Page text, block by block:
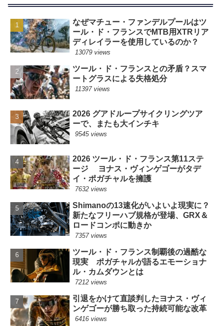
なぜマチュー・ファンデルプールはツ
ール・ド・フランスでMTB用XTRリア
ディレイラーを使用しているのか？
13079 views
ツール・ド・フランスとの矛盾？スマ
ートグラスによる失格処分
11397 views
2026 グアドループサイクリングツア
ーで、またも大インチキ
9545 views
2026 ツール・ド・フランス第11ステ
ージ ヨナス・ヴィンゲゴーがタデ
イ・ポガチャルを擁護
7632 views
Shimanoの13速化がいよいよ現実に？
新たなフリーハブ規格が登場、GRX＆
ロードコンポに動きか
7357 views
ツール・ド・フランス制覇後の過酷な
現実 ポガチャルが語るエモーショナ
ル・カムダウンとは
7212 views
引退をかけて直談判したヨナス・ヴィ
ンゲゴーが勝ち取った持続可能な改革
6416 views